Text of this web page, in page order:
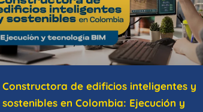
Constructora de edificios inteligentes y
sostenibles en Colombia: Ejecución y